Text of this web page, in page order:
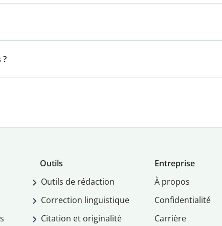
Outils
Outils de rédaction
Correction linguistique
Citation et originalité
Entreprise
À propos
Confidentialité
Carrière